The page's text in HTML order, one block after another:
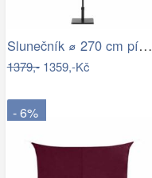
Slunečník ⌀ 270 cm pískově béžový VARESE
1379,-1359,-Kč
- 6%